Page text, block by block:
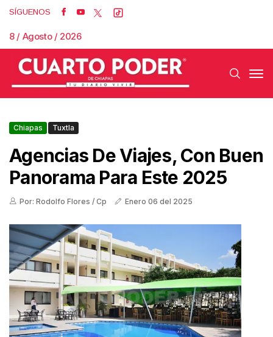
SÍGUENOS
8 / Agosto / 2026
Chiapas Tuxtla
Agencias De Viajes, Con Buen
Panorama Para Este 2025
Por: Rodolfo Flores / Cp Enero 06 del 2025